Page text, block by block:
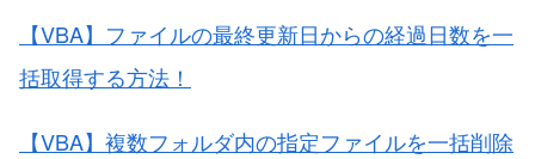
【VBA】ファイルの最終更新日からの経過日数を一
括取得する方法！
【VBA】複数フォルダ内の指定ファイルを一括削除